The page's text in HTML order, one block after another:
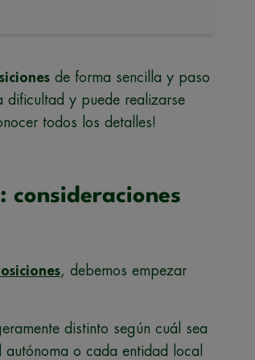
de forma sencilla y paso
dificultad y puede realizarse
todos los detalles!
consideraciones
, debemos empezar
distinto según cuál sea
o cada entidad local